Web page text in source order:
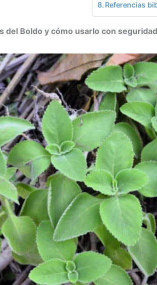
Referencias
del Boldo y cómo usarlo con seguridad